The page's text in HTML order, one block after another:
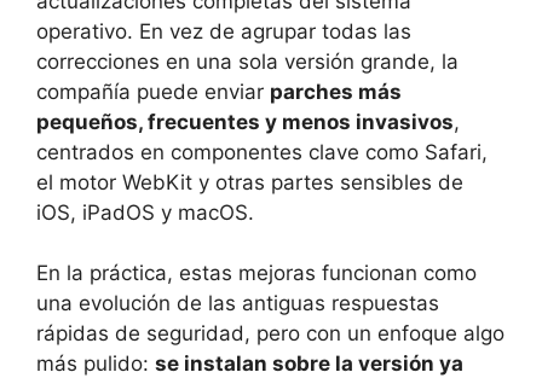
operativo. En vez de agrupar todas las
correcciones en una sola versión grande, la
compañía puede enviar parches más
pequeños, frecuentes y menos invasivos,
centrados en componentes clave como Safari,
el motor WebKit y otras partes sensibles de
iOS, iPadOS y macOS.
En la práctica, estas mejoras funcionan como
una evolución de las antiguas respuestas
rápidas de seguridad, pero con un enfoque algo
más pulido: se instalan sobre la versión ya